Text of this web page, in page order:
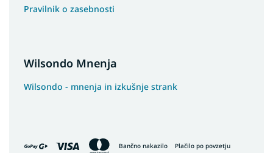
Pravilnik o zasebnosti
Wilsondo Mnenja
Wilsondo - mnenja in izkušnje strank
Bančno nakazilo Plačilo po povzetju